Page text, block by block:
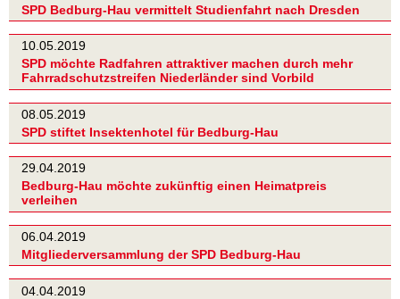
SPD Bedburg-Hau vermittelt Studienfahrt nach Dresden
10.05.2019
SPD möchte Radfahren attraktiver machen durch mehr
Fahrradschutzstreifen Niederländer sind Vorbild
08.05.2019
SPD stiftet Insektenhotel für Bedburg-Hau
29.04.2019
Bedburg-Hau möchte zukünftig einen Heimatpreis
verleihen
06.04.2019
Mitgliederversammlung der SPD Bedburg-Hau
04.04.2019